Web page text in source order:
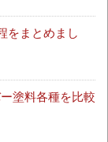
をまとめまし
塗料各種を比較